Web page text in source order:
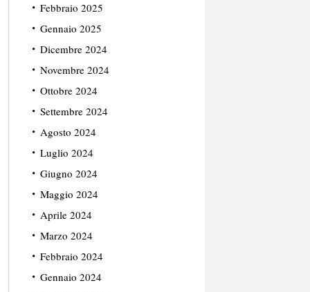
Febbraio 2025
Gennaio 2025
Dicembre 2024
Novembre 2024
Ottobre 2024
Settembre 2024
Agosto 2024
Luglio 2024
Giugno 2024
Maggio 2024
Aprile 2024
Marzo 2024
Febbraio 2024
Gennaio 2024